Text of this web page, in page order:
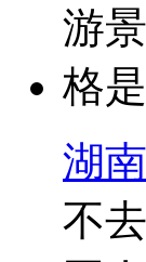
湖
不